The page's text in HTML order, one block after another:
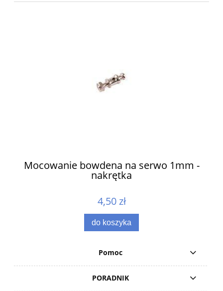
Mocowanie bowdena na serwo 1mm -
nakrętka
4,50 zł
do koszyka
Pomoc
PORADNIK